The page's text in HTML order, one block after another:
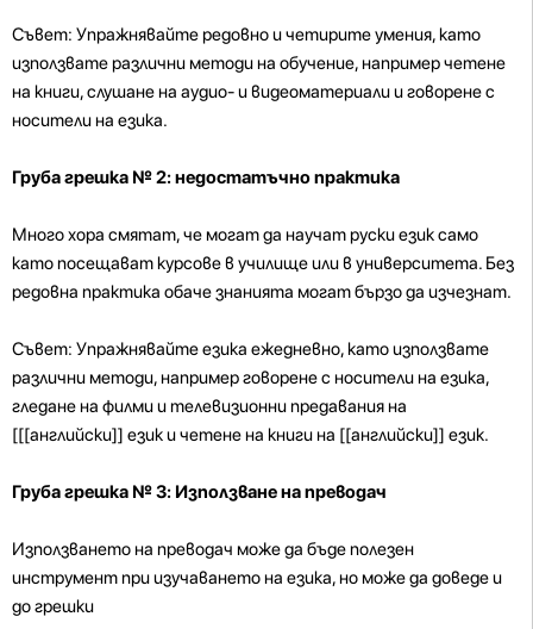
Съвет: Упражнявайте редовно и четирите умения, като
използвате различни методи на обучение, например четене
на книги, слушане на аудио- и видеоматериали и говорене с
носители на езика.
Груба грешка № 2: недостатъчно практика
Много хора смятат, че могат да научат руски език само
като посещават курсове в училище или в университета. Без
редовна практика обаче знанията могат бързо да изчезнат.
Съвет: Упражнявайте езика ежедневно, като използвате
различни методи, например говорене с носители на езика,
гледане на филми и телевизионни предавания на
[[[английски]] език и четене на книги на [[английски]] език.
Груба грешка № 3: Използване на преводач
Използването на преводач може да бъде полезен
инструмент при изучаването на езика, но може да доведе и
до грешки